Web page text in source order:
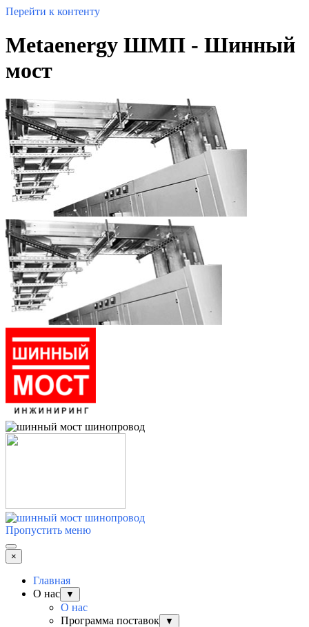
Перейти к контенту
Metaenergy ШМП - Шинный
мост
Пропустить меню
×
Главная
О нас
▼
О нас
Программа поставок
▼